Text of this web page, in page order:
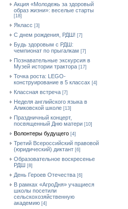
Акция «Молодежь за здоровый
образ жизни»: веселые старты
[18]
Якласс [3]
С днем рождения, РДШ! [7]
Будь здоровым с РДШ:
чемпионат по прыгалкам [7]
Познавательные экскурсия в
Музей истории трактора [17]
Точка роста: LEGO-
конструирование в 5 классах [4]
Классная встреча [7]
Неделя английского языка в
Аликовской школе [13]
Праздничный концерт,
посвященный Дню матери [10]
Волонтеры будущего [4]
Третий Всероссийский правовой
(юридический) диктант [6]
Образовательное воскресенье
РДШ [8]
День Героев Отечества [6]
В рамках «АгроДня» учащиеся
школы посетили
сельскохозяйственную
академию [4]